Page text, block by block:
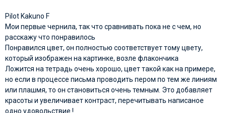
Pilot Kakuno F
Мои первые чернила, так что сравнивать пока не с чем, но
расскажу что понравилось
Понравился цвет, он полностью соответствует тому цвету,
который изображен на картинке, возле флакончика
Ложится на тетрадь очень хорошо, цвет такой как на примере,
но если в процессе письма проводить пером по тем же линиям
или плашмя, то он становиться очень темным. Это добавляет
красоты и увеличивает контраст, перечитывать написаное
одно удовольствие !